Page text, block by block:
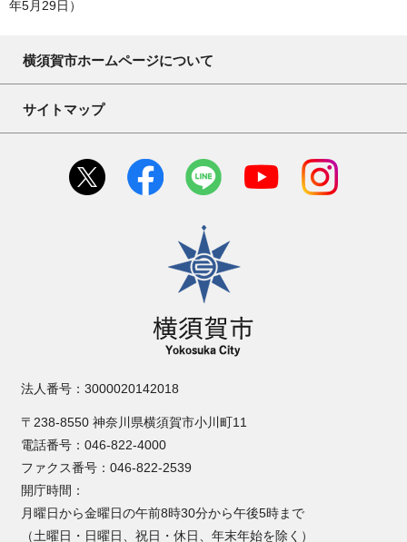
年5月29日）
横須賀市ホームページについて
サイトマップ
横須賀市
法人番号：3000020142018
〒238-8550 神奈川県横須賀市小川町11
電話番号：046-822-4000
ファクス番号：046-822-2539
開庁時間：
月曜日から金曜日の午前8時30分から午後5時まで
（土曜日・日曜日、祝日・休日、年末年始を除く）